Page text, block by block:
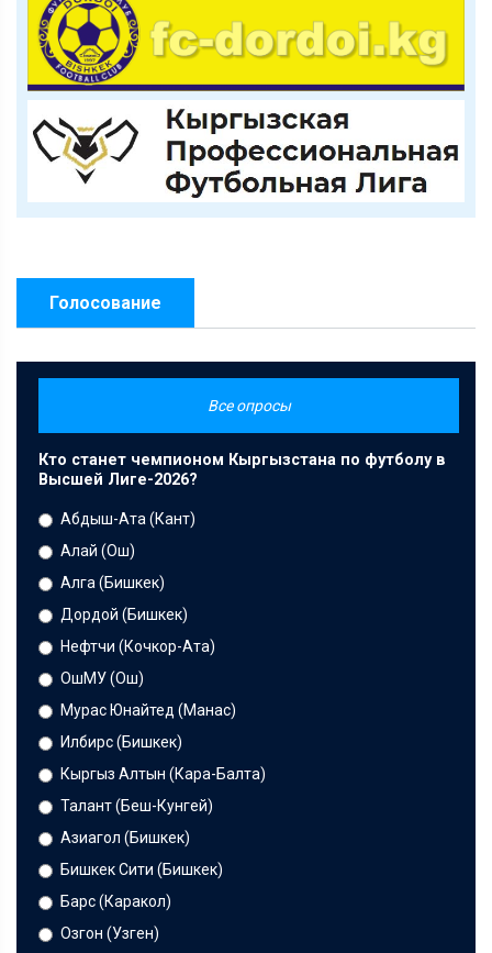
Голосование
Все опросы
Кто станет чемпионом Кыргызстана по футболу в
Высшей Лиге-2026?
Абдыш-Ата (Кант)
Алай (Ош)
Алга (Бишкек)
Дордой (Бишкек)
Нефтчи (Кочкор-Ата)
ОшМУ (Ош)
Мурас Юнайтед (Манас)
Илбирс (Бишкек)
Кыргыз Алтын (Кара-Балта)
Талант (Беш-Кунгей)
Азиагол (Бишкек)
Бишкек Сити (Бишкек)
Барс (Каракол)
Озгон (Узген)